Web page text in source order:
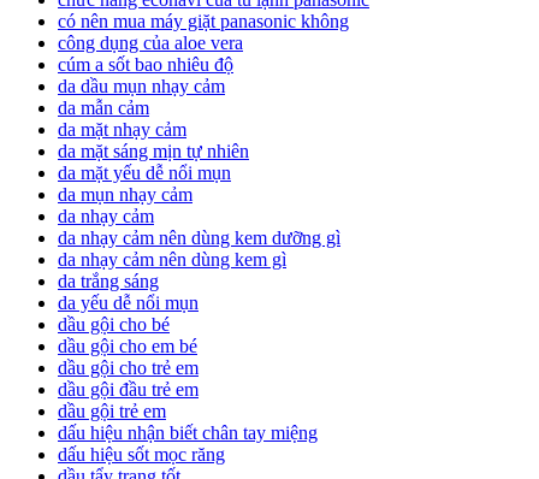
có nên mua máy giặt panasonic không
công dụng của aloe vera
cúm a sốt bao nhiêu độ
da dầu mụn nhạy cảm
da mẫn cảm
da mặt nhạy cảm
da mặt sáng mịn tự nhiên
da mặt yếu dễ nổi mụn
da mụn nhạy cảm
da nhạy cảm
da nhạy cảm nên dùng kem dưỡng gì
da nhạy cảm nên dùng kem gì
da trắng sáng
da yếu dễ nổi mụn
dầu gội cho bé
dầu gội cho em bé
dầu gội cho trẻ em
dầu gội đầu trẻ em
dầu gội trẻ em
dấu hiệu nhận biết chân tay miệng
dấu hiệu sốt mọc răng